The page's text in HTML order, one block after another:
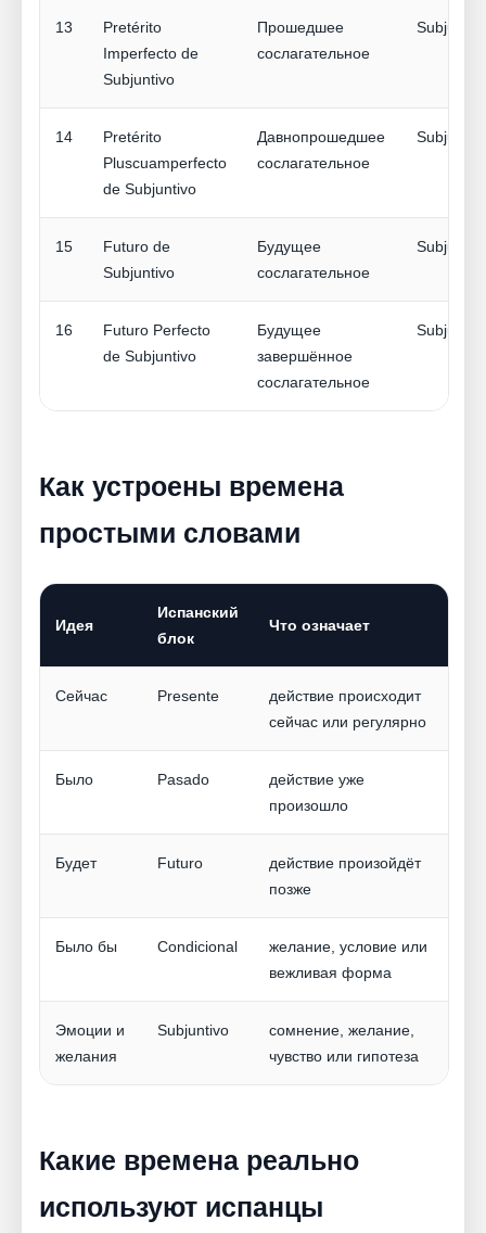
13
Pretérito
Imperfecto de
Subjuntivo
Прошедшее
сослагательное
14
Pretérito
Pluscuamperfecto
de Subjuntivo
Давнопрошедшее
сослагательное
15
Futuro de
Subjuntivo
Будущее
сослагательное
16
Futuro Perfecto
de Subjuntivo
Будущее
завершённое
сослагательное
Как устроены времена
простыми словами
Идея
Испанский
блок
Что означает
Сейчас Presente
действие происходит
сейчас или регулярно
Было Pasado
действие уже
произошло
Будет Futuro
действие произойдёт
позже
Было бы Condicional
желание, условие или
вежливая форма
Эмоции и
желания
Subjuntivo
сомнение, желание,
чувство или гипотеза
Какие времена реально
используют испанцы